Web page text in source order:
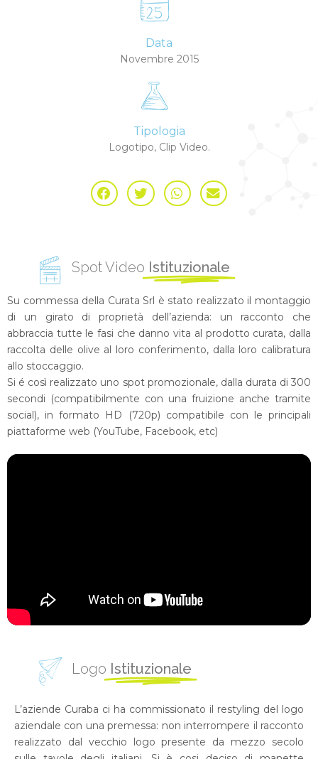
Data
Novembre 2015
Tipologia
Logotipo, Clip Video.
Spot Video Istituzionale
Su commessa della Curata Srl è stato realizzato il montaggio
di un girato di proprietà dell’azienda: un racconto che
abbraccia tutte le fasi che danno vita al prodotto curata, dalla
raccolta delle olive al loro conferimento, dalla loro calibratura
allo stoccaggio.
Si é così realizzato uno spot promozionale, dalla durata di 300
secondi (compatibilmente con una fruizione anche tramite
social), in formato HD (720p) compatibile con le principali
piattaforme web (YouTube, Facebook, etc)
Logo Istituzionale
L’aziende Curaba ci ha commissionato il restyling del logo
aziendale con una premessa: non interrompere il racconto
realizzato dal vecchio logo presente da mezzo secolo